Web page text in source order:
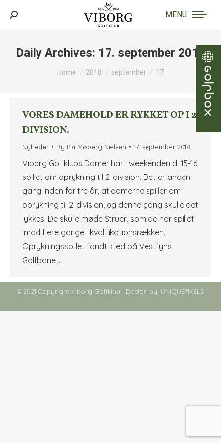
MENU
Search:
Daily Archives: 17. september 2018
You are here:
Home 2018 september 17
VORES DAMEHOLD ER RYKKET OP I 2
DIVISION.
Nyheder By Pia Møberg Nielsen 17. september 2018
Viborg Golfklubs Damer har i weekenden d. 15-16
spillet om oprykning til 2. division. Det er anden
gang inden for tre år, at damerne spiller om
oprykning til 2. division, og denne gang skulle det
lykkes. De skulle møde Struer, som de har spillet
imod flere gange i kvalifikationsrækken.
Oprykningsspillet fandt sted på Vestfyns
Golfbane,…
© 2021 Copyright Viborg Golfklub | Design by: UNIQUEPIXELS